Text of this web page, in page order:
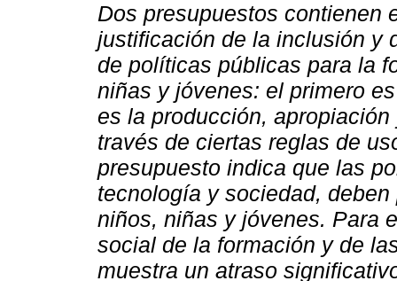
Dos presupuestos contienen
justificación de la inclusión y
de políticas públicas para la
niñas y jóvenes: el primero
es la producción,
través de ciertas reglas de
presupuesto indica que las
tecnología y sociedad,
niños, niñas y jóvenes. Para
social de la formación y de
muestra un atraso